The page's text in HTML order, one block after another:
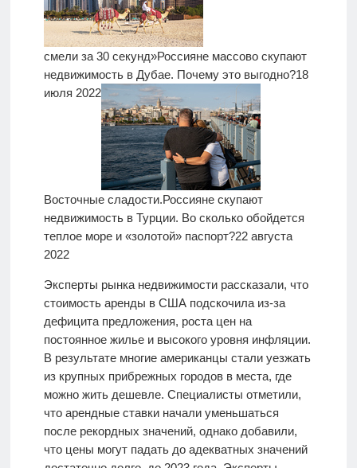
смели за 30 секунд»Россияне массово скупают
недвижимость в Дубае. Почему это выгодно?18
июля 2022
Восточные сладости.Россияне скупают
недвижимость в Турции. Во сколько обойдется
теплое море и «золотой» паспорт?22 августа
2022
Эксперты рынка недвижимости рассказали, что
стоимость аренды в США подскочила из-за
дефицита предложения, роста цен на
постоянное жилье и высокого уровня инфляции.
В результате многие американцы стали уезжать
из крупных прибрежных городов в места, где
можно жить дешевле. Специалисты отметили,
что арендные ставки начали уменьшаться
после рекордных значений, однако добавили,
что цены могут падать до адекватных значений